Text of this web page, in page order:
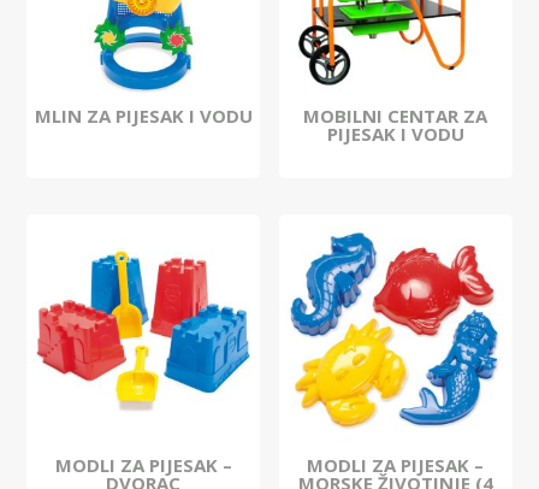
MLIN ZA PIJESAK I VODU MOBILNI CENTAR ZA
PIJESAK I VODU
MODLI ZA PIJESAK –
DVORAC
MODLI ZA PIJESAK –
MORSKE ŽIVOTINJE (4